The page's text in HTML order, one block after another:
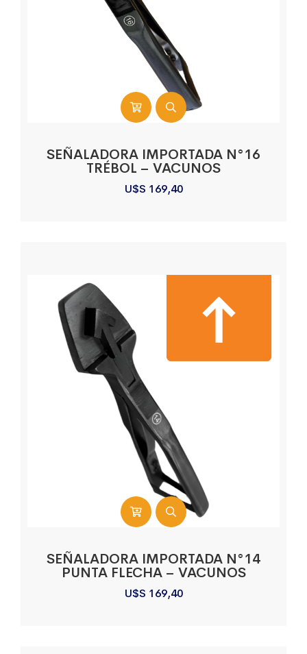
SEÑALADORA IMPORTADA N°16
TRÉBOL – VACUNOS
U$S 169,40
SEÑALADORA IMPORTADA N°14
PUNTA FLECHA – VACUNOS
U$S 169,40